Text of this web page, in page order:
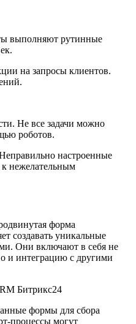
выполняют рутинные
на запросы клиентов.
Не все задачи можно
роботов.
настроенные
нежелательным
форма
создавать уникальные
Они включают в себя не
и интеграцию с другими
формы для сбора
процессы могут